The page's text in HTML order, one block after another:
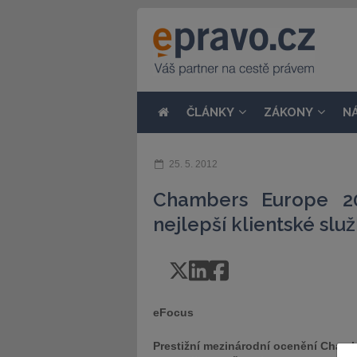
ČLÁNKY ZÁKONY
25. 5. 2012
Chambers Europe
nejlepší klientské
eFocus
Prestižní mezinárodní ocenění